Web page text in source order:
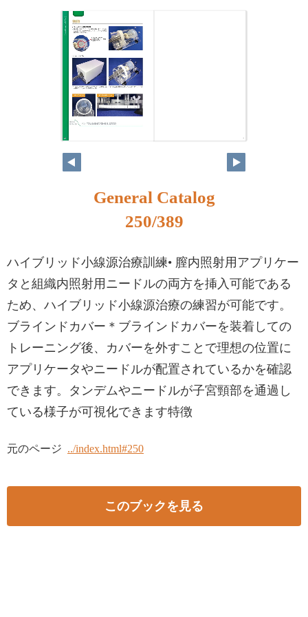
234 235
General Catalog
250/389
ハイブリッド小線源治療訓練• 膣内照射用アプリケー
タと組織内照射用ニードルの両方を挿入可能である
ため、ハイブリッド小線源治療の練習が可能です。
ブラインドカバー＊ブラインドカバーを装着しての
トレーニング後、カバーを外すことで理想の位置に
アプリケータやニードルが配置されているかを確認
できます。タンデムやニードルが子宮頸部を通過し
ている様子が可視化できます特徴
元のページ ../index.html#250
このブックを見る